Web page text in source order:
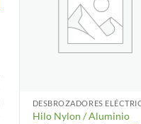
Hilo Nylon / Aluminio